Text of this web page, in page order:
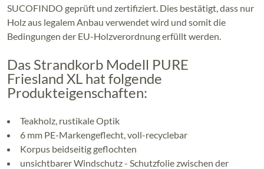
SUCOFINDO geprüft und zertifiziert. Dies bestätigt, dass nur
Holz aus legalem Anbau verwendet wird und somit die
Bedingungen der EU-Holzverordnung erfüllt werden.
Das Strandkorb Modell PURE
Friesland XL hat folgende
Produkteigenschaften:
Teakholz, rustikale Optik
6 mm PE-Markengeflecht, voll-recyclebar
Korpus beidseitig geflochten
unsichtbarer Windschutz - Schutzfolie zwischen der